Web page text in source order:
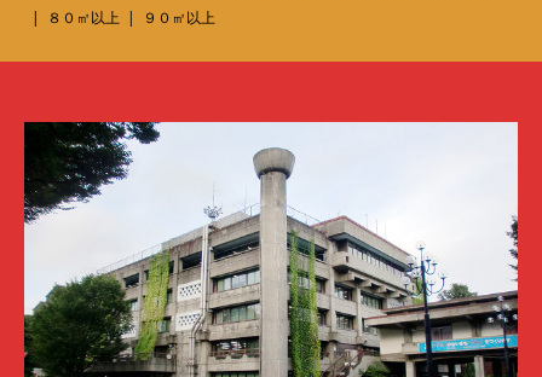
８０㎡以上
９０㎡以上